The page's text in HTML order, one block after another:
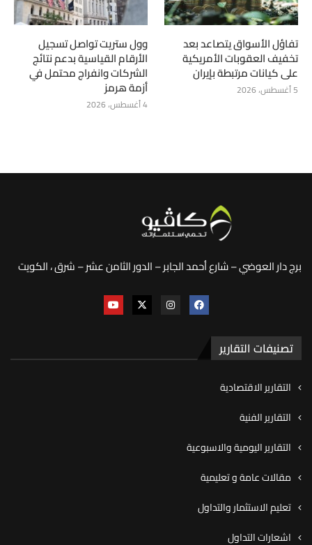
تفاؤل الأسواق يتصاعد بعد
تخفيف العقوبات الأمريكية
على كيانات مرتبطة بإيران
5 أغسطس، 2026
وول ستريت تواصل تسجيل
الأرقام القياسية بدعم نتائج
الشركات وانفراج محتمل في
أزمة هرمز
4 أغسطس، 2026
برج دار العوضي – شارع أحمد الجابر – الدور الثامن عشر – شرق ، الكويت
تصنيفات التقارير
التقارير الاقتصادية
التقارير الفنية
التقارير اليومية والاسبوعية
مقالات عامة و تعليمية
تعليم الاستثمار والتداول
اشعارات التداول